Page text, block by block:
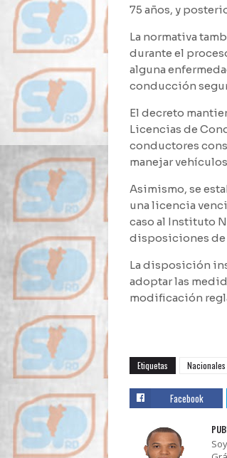
75 años, y
La normativa
durante el
alguna
conducción
El decreto
Licencias de
conductores
manejar
Asimismo, se
una licencia
caso al Instituto
disposiciones de
La disposición
adoptar las
modificación
Etiquetas Nacionales
Facebook